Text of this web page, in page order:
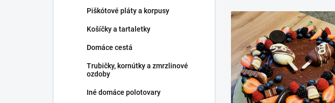
Piškótové pláty a korpusy
Košíčky a tartaletky
Domáce cestá
Trubičky, kornútky a zmrzlinové
ozdoby
Iné domáce polotovary